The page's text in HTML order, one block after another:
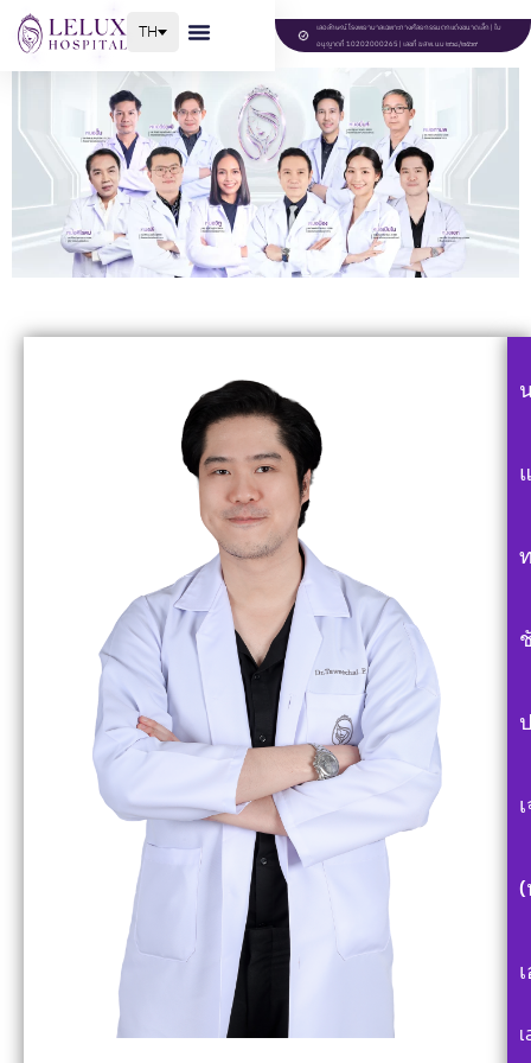
TH
เลอลักษณ์โรงพยาบาลเฉพาะทางศัลยกรรมตกแต่งขนาดเล็ก | ใบ
อนุญาตที่ 10202000265 | เลขที่ ฆสพ.นบ ๒๖๘/๒๕๖๙